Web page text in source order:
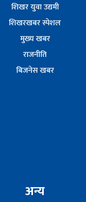
शिखर युवा उद्यमी
शिखरखबर स्पेशल
मुख्य खबर
राजनीति
बिजनेस खबर
अन्य